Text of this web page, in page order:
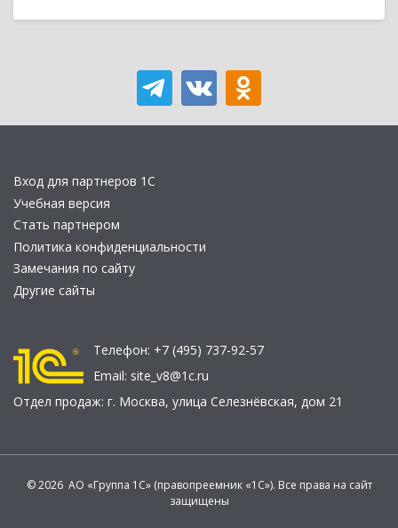
Вход для партнеров 1С
Учебная версия
Стать партнером
Политика конфиденциальности
Замечания по сайту
Другие сайты
Телефон: +7 (495) 737-92-57
Email: site_v8@1c.ru
Отдел продаж: г. Москва, улица Селезнёвская, дом 21
© 2026 АО «Группа 1С» (правопреемник «1С»). Все права на сайт
защищены